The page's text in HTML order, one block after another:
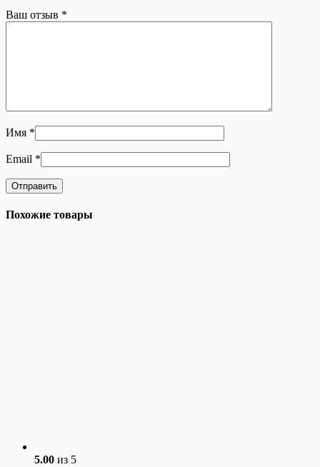
Ваш отзыв *
Имя *
Email *
Похожие товары
5.00 из 5